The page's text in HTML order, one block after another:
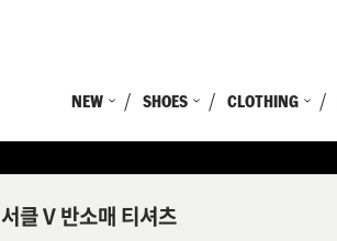
NEW SHOES CLOTHING
서클 V 반소매 티셔츠